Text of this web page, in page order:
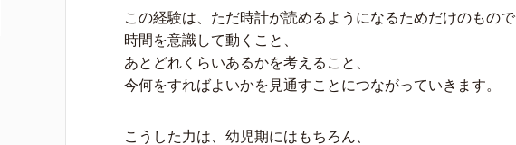
この経験は、ただ時計が読めるようになるためだけのもので
時間を意識して動くこと、
あとどれくらいあるかを考えること、
今何をすればよいかを見通すことにつながっていきます。
こうした力は、幼児期にはもちろん、